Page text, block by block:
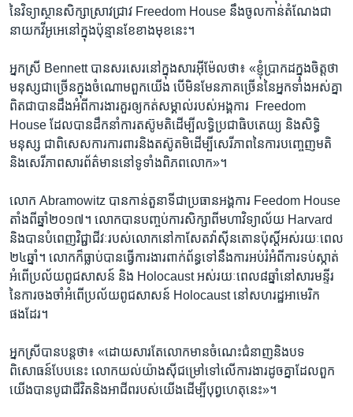
នៃ​វិទ្យាស្ថានសិក្សា​ស្រាវជ្រាវ​ Freedom House នឹង​ចូលកាន់​តំណែង​ជា
នាយក​វីអូអេ​នៅ​ក្នុង​ប៉ុន្មាន​ខែ​ខាងមុខ​នេះ។
អ្នកស្រី​ Bennett បានសរសេរ​នៅ​ក្នុង​សារអ៊ីម៉ែល​ថា៖ «ខ្ញុំ​ប្រាកដ​ក្នុង​ចិត្ត​ថា
មនុស្ស​ជាច្រើនក្នុង​ចំណោម​ពួក​យើង​ បើមិនមែន​ភាគច្រើន​នៃ​អ្នកទាំងអស់គ្នា​
ពិត​ជាបានដឹង​អំពី​ការងារ​គួរ​ឲ្យ​កត់សម្គាល់របស់អង្គការ ​ Freedom
House ដែល​បាន​ដឹកនាំ​ការតស៊ូមតិ​ដើម្បី​លទ្ធិប្រជាធិបតេយ្យ និង​សិទ្ធិ​
មនុស្ស ជាពិសេស​ការ​ការពារ​និង​តស៊ូតមិ​ដើម្បី​សេរីភាព​នៃការ​បញ្ចេញ​មតិ
និង​សេរីភាព​សារព័ត៌មាន​នៅ​ទូទាំង​ពិភពលោក»។
លោក Abramowitz បាន​កាន់តួនាទី​ជា​ប្រធាន​អង្គការ​ Feedom House
តាំងពី​ឆ្នាំ​២០១៧។ លោក​បាន​បញ្ចប់​ការសិក្សាពី​មហា​វិទ្យាល័យ​ Harvard
និង​បានបំពេញ​វិជ្ជាជីវៈ​របស់​លោក​នៅ​កាសែត​វ៉ាស៊ីនតោន​ប៉ុស្តិ៍​អស់រយៈ​ពេល
២៤ឆ្នាំ។ លោក​ក៏ធ្លាប់​បាន​ធ្វើការងារ​ពាក់​ព័ន្ធទៅនឹង​ការអប់រំ​អំពី​ការទប់ស្កាត់​
អំពើ​ប្រល័យពូជសាសន៍ និង​ Holocaust អស់​រយៈពេល​៨ឆ្នាំ​នៅ​សារមន្ទីរ​
នៃ​ការចងចាំ​អំពើ​ប្រល័យ​ពូជសាសន៍​ Holocaust នៅ​សហរដ្ឋ​អាមេរិក​
ផងដែរ។
អ្នកស្រី​បាន​បន្ត​ថា៖ «ដោយសារតែ​លោក​មាន​ចំណេះ​ជំនាញ​និង​បទ
ពិសោធន៍​បែប​នេះ​ លោក​យល់យ៉ាង​ស៊ីជម្រៅ​ទៅលើ​ការងារ​ដូចគ្នា​ដែល​ពួក
យើង​បាន​បូជាជីវិតនិង​អាជីព​របស់​យើង​ដើម្បី​បុព្វហេតុ​នេះ»។